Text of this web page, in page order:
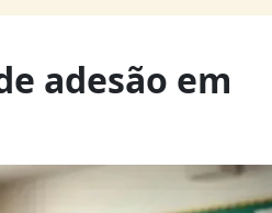
adesão em